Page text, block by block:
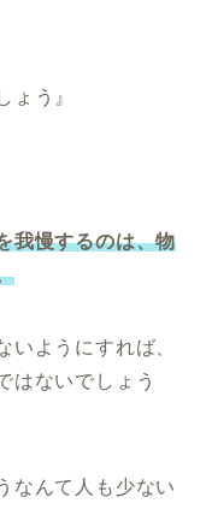
ょう』
我慢するのは、物
いようにすれば、
はないでしょう
なんて人も少ない